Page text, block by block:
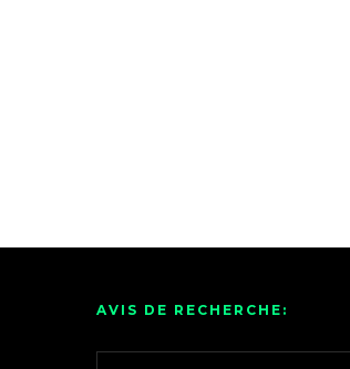
AVIS DE RECHERCHE: